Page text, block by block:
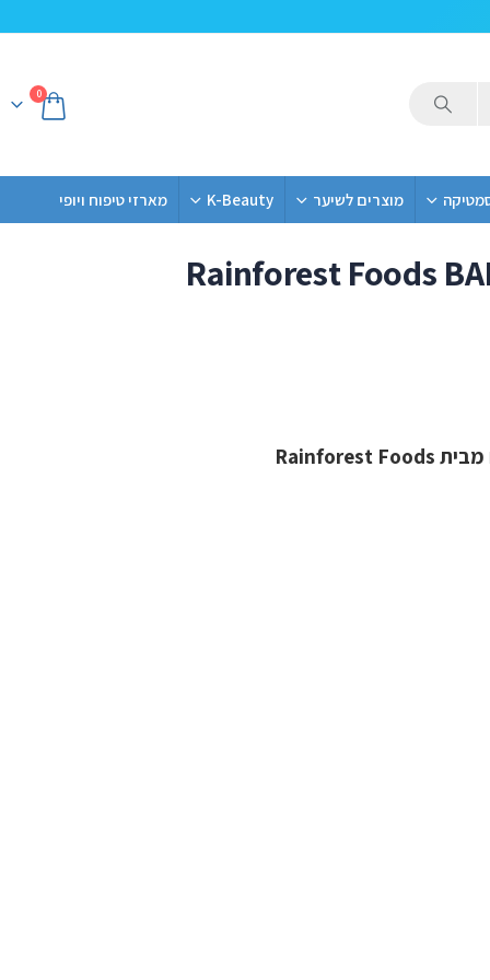
0
מוצרים לשיער K-Beauty מארזי טיפוח ויופי
Rainforest Foods
מביתRainforest Foods